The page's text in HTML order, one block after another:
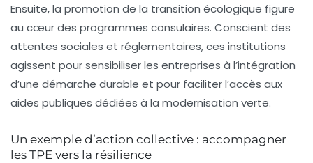
Ensuite, la promotion de la transition écologique figure
au cœur des programmes consulaires. Conscient des
attentes sociales et réglementaires, ces institutions
agissent pour sensibiliser les entreprises à l’intégration
d’une démarche durable et pour faciliter l’accès aux
aides publiques dédiées à la modernisation verte.
Un exemple d’action collective : accompagner
les TPE vers la résilience